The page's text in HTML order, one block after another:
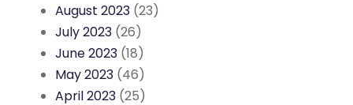
August 2023 (23)
July 2023 (26)
June 2023 (18)
May 2023 (46)
April 2023 (25)